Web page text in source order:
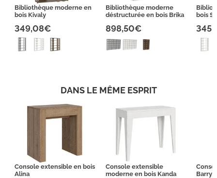
Bibliothèque moderne en
bois Kivaly
349,08€
Bibliothèque moderne
déstructurée en bois Brika
898,50€
bois
DANS LE MÊME ESPRIT
Console extensible en bois
Alina
Console extensible
moderne en bois Kanda
Barry